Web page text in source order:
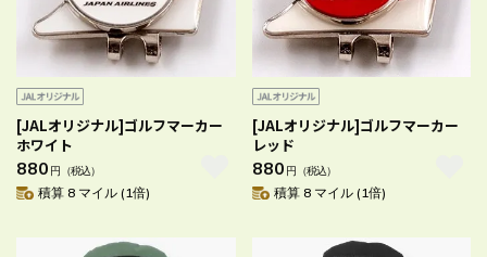
[JALオリジナル]ゴルフマーカー
ホワイト
880 円 （税込）
積算 8 マイル (1倍)
[JALオリジナル]ゴルフマーカー
レッド
880 円 （税込）
積算 8 マイル (1倍)